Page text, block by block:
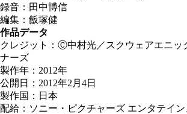
録音：田中博信
編集：飯塚健
作品データ
クレジット：Ⓒ中村光／スクウェアエニッ
ナーズ
製作年：2012年
公開日：2012年2月4日
製作国：日本
配給：ソニー・ピクチャーズ エンタテイン